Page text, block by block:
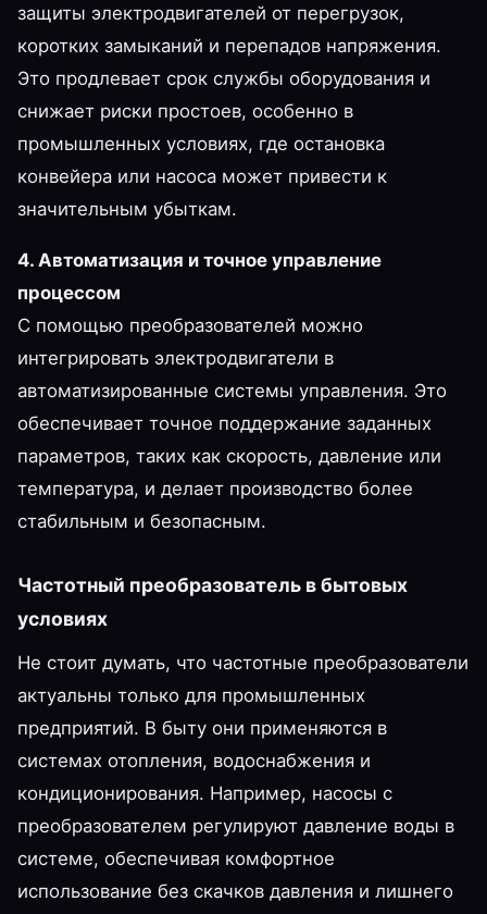
защиты электродвигателей от перегрузок,
коротких замыканий и перепадов напряжения.
Это продлевает срок службы оборудования и
снижает риски простоев, особенно в
промышленных условиях, где остановка
конвейера или насоса может привести к
значительным убыткам.
4. Автоматизация и точное управление
процессом
С помощью преобразователей можно
интегрировать электродвигатели в
автоматизированные системы управления. Это
обеспечивает точное поддержание заданных
параметров, таких как скорость, давление или
температура, и делает производство более
стабильным и безопасным.
Частотный преобразователь в бытовых
условиях
Не стоит думать, что частотные преобразователи
актуальны только для промышленных
предприятий. В быту они применяются в
системах отопления, водоснабжения и
кондиционирования. Например, насосы с
преобразователем регулируют давление воды в
системе, обеспечивая комфортное
использование без скачков давления и лишнего